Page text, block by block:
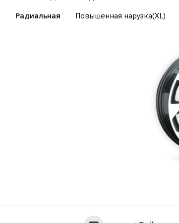
Радиальная Повышенная нарузка(XL)